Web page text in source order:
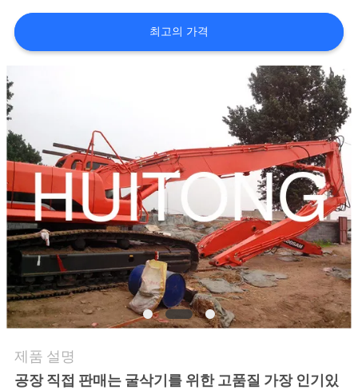
투
어
품
질
관
리
뉴
스
용
최고의 가격
제품 설명
공장 직접 판매는 굴삭기를 위한 고품질 가장 인기있